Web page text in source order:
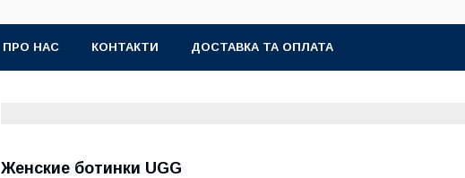
ПРО НАС КОНТАКТИ ДОСТАВКА ТА ОПЛАТА
Женские ботинки UGG